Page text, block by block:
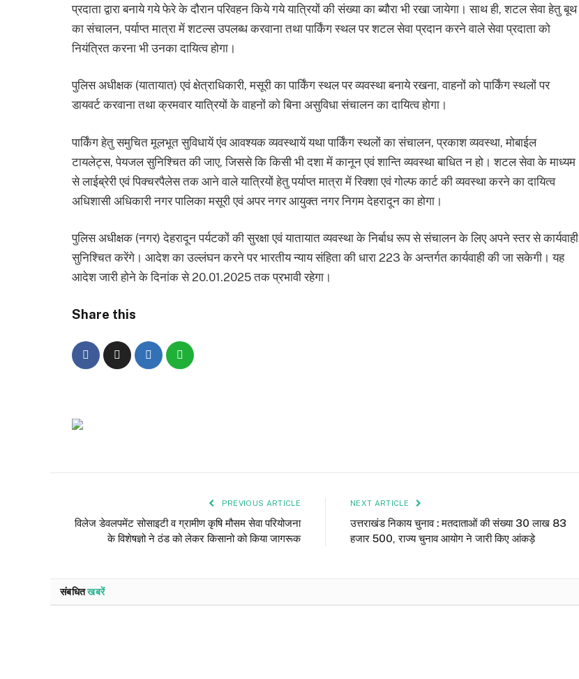
प्रदाता द्वारा बनाये गये फेरे के दौरान परिवहन किये गये यात्रियों की संख्या का ब्यौरा भी रखा जायेगा। साथ ही, शटल सेवा हेतु बूथ
का संचालन, पर्याप्त मात्रा में शटल्स उपलब्ध करवाना तथा पार्किंग स्थल पर शटल सेवा प्रदान करने वाले सेवा प्रदाता को
नियंत्रित करना भी उनका दायित्व होगा।
पुलिस अधीक्षक (यातायात) एवं क्षेत्राधिकारी, मसूरी का पार्किंग स्थल पर व्यवस्था बनाये रखना, वाहनों को पार्किंग स्थलों पर
डायवर्ट करवाना तथा क्रमवार यात्रियों के वाहनों को बिना असुविधा संचालन का दायित्व होगा।
पार्किंग हेतु समुचित मूलभूत सुविधायें एंव आवश्यक व्यवस्थायें यथा पार्किंग स्थलों का संचालन, प्रकाश व्यवस्था, मोबाईल
टायलेट्स, पेयजल सुनिश्चित की जाए, जिससे कि किसी भी दशा में कानून एवं शान्ति व्यवस्था बाधित न हो। शटल सेवा के माध्यम
से लाईब्रेरी एवं पिक्चरपैलेस तक आने वाले यात्रियों हेतु पर्याप्त मात्रा में रिक्शा एवं गोल्फ कार्ट की व्यवस्था करने का दायित्व
अधिशासी अधिकारी नगर पालिका मसूरी एवं अपर नगर आयुक्त नगर निगम देहरादून का होगा।
पुलिस अधीक्षक (नगर) देहरादून पर्यटकों की सुरक्षा एवं यातायात व्यवस्था के निर्बाध रूप से संचालन के लिए अपने स्तर से कार्यवाही
सुनिश्चित करेंगे। आदेश का उल्लंघन करने पर भारतीय न्याय संहिता की धारा 223 के अन्तर्गत कार्यवाही की जा सकेगी। यह
आदेश जारी होने के दिनांक से 20.01.2025 तक प्रभावी रहेगा।
Share this
PREVIOUS ARTICLE
विलेज डेवलपमेंट सोसाइटी व ग्रामीण कृषि मौसम सेवा परियोजना
के विशेषज्ञो ने ठंड को लेकर किसानो को किया जागरूक
NEXT ARTICLE
उत्तराखंड निकाय चुनाव : मतदाताओं की संख्या 30 लाख 83
हजार 500, राज्य चुनाव आयोग ने जारी किए आंकड़े
संबधितखबरें